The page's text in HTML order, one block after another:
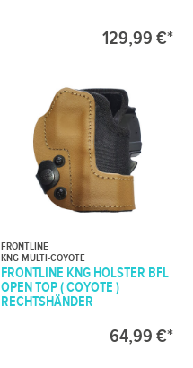
129,99 €*
FRONTLINE
KNG MULTI-COYOTE
FRONTLINE KNG HOLSTER BFL
OPEN TOP ( COYOTE )
RECHTSHÄNDER
64,99 €*